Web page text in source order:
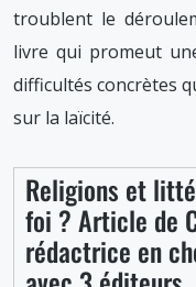
troublent le
livre qui promeut
difficultés concrètes
sur la laïcité.
Religions et
foi ? Article de
rédactrice en